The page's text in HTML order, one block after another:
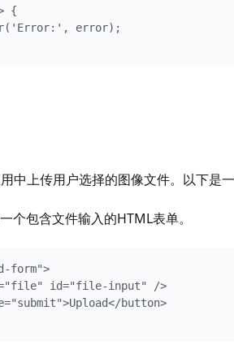
{
error);
中上传用户选择的图像文件。以下是
个包含文件输入的HTML表单。
form">
id="file-input" />
button>